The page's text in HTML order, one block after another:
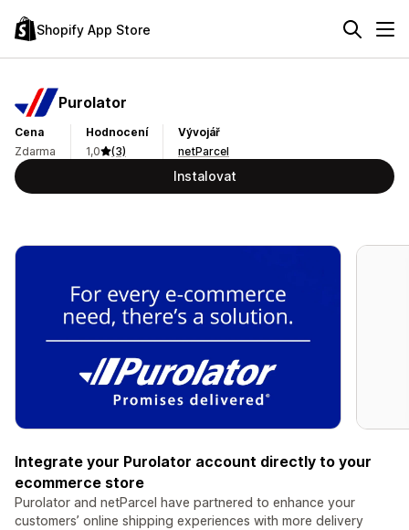
Shopify App Store
Purolator
Cena
Zdarma
Hodnocení
1,0
(3)
Vývojář
netParcel
Instalovat
Integrate your Purolator account directly to your
ecommerce store
Purolator and netParcel have partnered to enhance your
customers’ online shipping experiences with more delivery